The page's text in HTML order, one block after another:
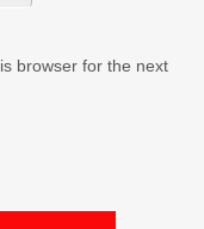
browser for the next